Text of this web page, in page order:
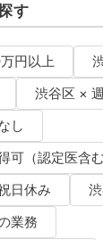
す
円以上
渋谷区 ×
し
可（認定医含む
日休み
業務